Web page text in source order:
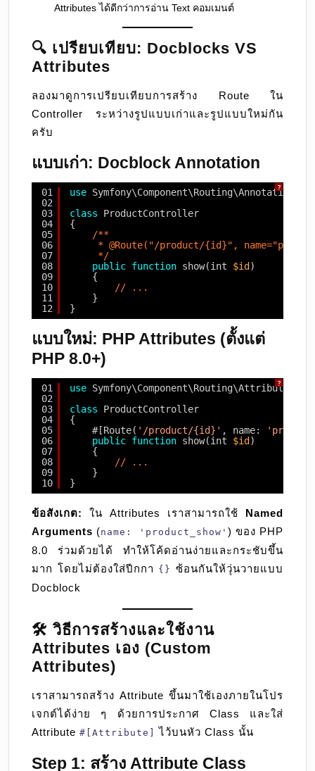
Attributes ได้ดีกว่าการอ่าน Text คอมเมนต์
🔍 เปรียบเทียบ: Docblocks VS
Attributes
ลองมาดูการเปรียบเทียบการสร้าง Route ใน
Controller ระหว่างรูปแบบเก่าและรูปแบบใหม่กัน
ครับ
แบบเก่า: Docblock Annotation
?
01
02
03
04
05
06
07
08
09
10
11
12
use
class
ProductController
{
/**
* @Route("/product/{id}",
*/
public function show(int $id )
{
// ...
}
}
แบบใหม่: PHP Attributes (ตั้งแต่
PHP 8.0+)
?
01
02
03
04
05
06
07
08
09
10
use
class
ProductController
{
#[Route( '/product/{id}' , name:
public function show(int $id )
{
// ...
}
}
ข้อสังเกต: ใน Attributes เราสามารถใช้ Named
Arguments (name: 'product_show' ) ของ PHP
8.0 ร่วมด้วยได้ ทำให้โค้ดอ่านง่ายและกระชับขึ้น
มาก โดยไม่ต้องใส่ปีกกา {} ซ้อนกันให้วุ่นวายแบบ
Docblock
🛠️ วิธีการสร้างและใช้งาน
Attributes เอง (Custom
Attributes)
เราสามารถสร้าง Attribute ขึ้นมาใช้เองภายในโปร
เจกต์ได้ง่าย ๆ ด้วยการประกาศ Class และใส่
Attribute #[Attribute] ไว้บนหัว Class นั้น
Step 1: สร้าง Attribute Class